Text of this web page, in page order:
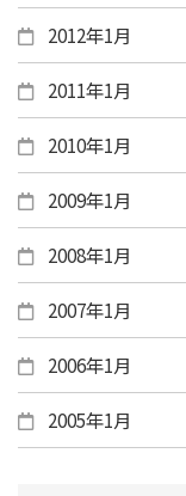
2012年1月
2011年1月
2010年1月
2009年1月
2008年1月
2007年1月
2006年1月
2005年1月